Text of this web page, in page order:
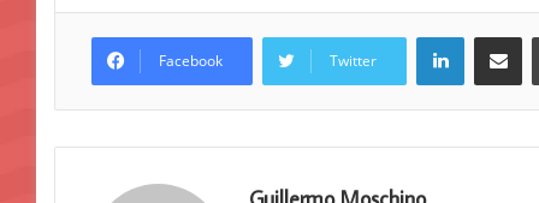
Facebook Twitter
LinkedIn